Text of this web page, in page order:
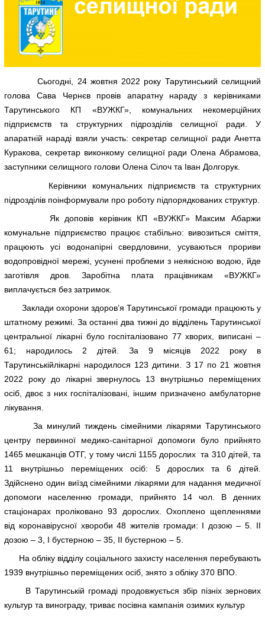
Сьогодні, 24 жовтня 2022 року Тарутинський селищний
голова Сава Чернєв провів апаратну нараду з керівниками
Тарутинського КП «ВУЖКГ», комунальних некомерційних
підприємств та структурних підрозділів селищної ради. У
апаратній нараді взяли участь: секретар селищної ради Анетта
Куракова, секретар виконкому селищної ради Олена Абрамова,
заступники селищного голови Олена Сілоч та Іван Долгорук.
Керівники комунальних підприємств та структурних
підрозділів поінформували про роботу підпорядкованих структур.
Як доповів керівник КП «ВУЖКГ» Максим Абаржи
комунальне підприємство працює стабільно: вивозиться сміття,
працюють усі водонапірні свердловини, усуваються прориви
водопровідної мережі, усунені проблеми з неякісною водою, йде
заготівля дров. Заробітна плата працівникам «ВУЖКГ»
виплачується без затримок.
Заклади охорони здоров’я Тарутинської громади працюють у
штатному режимі. За останні два тижні до відділень Тарутинської
центральної лікарні було госпіталізовано 77 хворих, виписані –
61; народилось 2 дітей. За 9 місяців 2022 року в
Тарутинськійлікарні народилося 123 дитини. З 17 по 21 жовтня
2022 року до лікарні звернулось 13 внутрішньо переміщених
осіб, двоє з них госпіталізовані, іншим призначено амбулаторне
лікування.
За минулий тиждень сімейними лікарями Тарутинського
центру первинної медико-санітарної допомоги було прийнято
1465 мешканців ОТГ, у тому числі 1155 дорослих та 310 дітей, та
11 внутрішньо переміщених осіб: 5 дорослих та 6 дітей.
Здійснено один виїзд сімейними лікарями для надання медичної
допомоги населенню громади, прийнято 14 чол. В денних
стаціонарах проліковано 93 дорослих. Охоплено щепленнями
від коронавірусної хвороби 48 жителів громади: І дозою – 5. ІІ
дозою – 3, І бустерною – 35, ІІ бустерною – 5.
На обліку відділу соціального захисту населення перебувають
1939 внутрішньо переміщених осіб, знято з обліку 370 ВПО.
В Тарутинській громаді продовжується збір пізніх зернових
культур та винограду, триває посівна кампанія озимих культур